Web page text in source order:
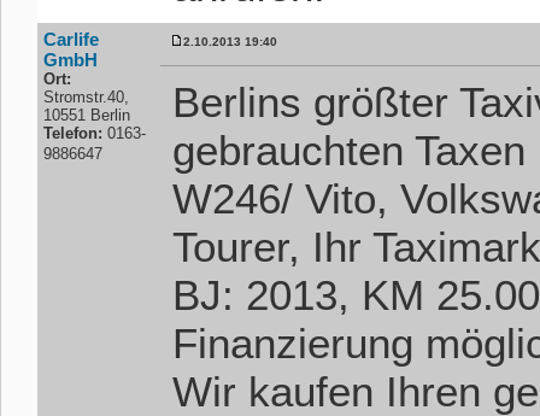
Carlife
GmbH
Ort:
Stromstr.40,
10551 Berlin
Telefon: 0163-
9886647
2.10.2013 19:40
Berlins größter
gebrauchten
W246/ Vito,
Tourer, Ihr
BJ: 2013, KM
Finanzierung
Wir kaufen Ihren